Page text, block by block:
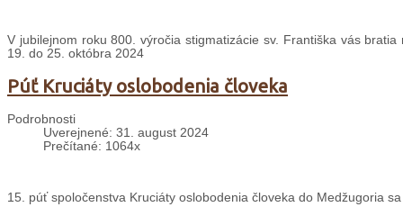
V jubilejnom roku 800. výročia stigmatizácie sv. Františka vás
19. do 25. októbra 2024
Púť Kruciáty oslobodenia človeka
Podrobnosti
Uverejnené: 31. august 2024
Prečítané: 1064x
15. púť spoločenstva Kruciáty oslobodenia človeka do Medžugoria